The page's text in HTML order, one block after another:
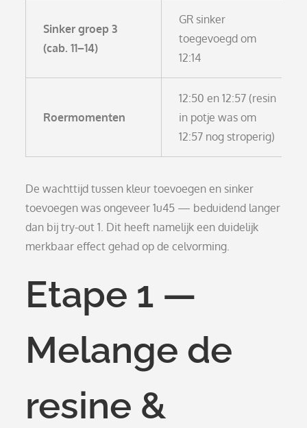
Sinker groep 3
(cab. 11–14)
GR sinker
toegevoegd om
12:14
Roermomenten
12:50 en 12:57 (resin
in potje was om
12:57 nog stroperig)
De wachttijd tussen kleur toevoegen en sinker
toevoegen was ongeveer 1u45 — beduidend langer
dan bij try-out 1. Dit heeft namelijk een duidelijk
merkbaar effect gehad op de celvorming.
Etape 1 —
Melange de
resine &